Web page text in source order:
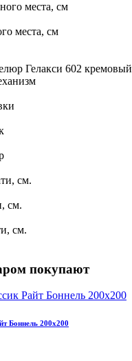
места, см
места, см
Гелакси 602 кремовый
см.
см.
см.
покупают
Боннель 200х200